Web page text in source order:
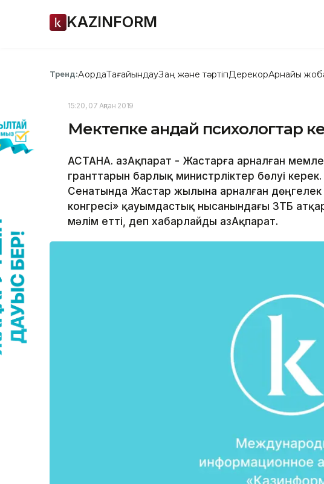
KAZINFORM
Тренд:АқордаТағайындауЗаң және тәртіпДерекқорАрнайы
15:20, 07 Ақпан 2019
Мектепке қандай психологтар
АСТАНА. ҚазАқпарат - Жастарға арналған
гранттарын барлық министрліктер бөлуі керек.
Сенатында Жастар жылына арналған дөңгелек
конгресі» қауымдастық нысанындағы ЗТБ
мәлім етті, деп хабарлайды ҚазАқпарат.